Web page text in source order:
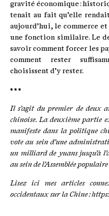
gravité économique :
tenait au fait qu’elle
aujourd’hui, le commerce et
une fonction similaire. Le
savoir comment forcer les
comment rester
choisissent d’y rester.
▪ ▪ ▪
Il s’agit du premier de deux
chinoise. La deuxième partie
manifeste dans la politique
vote au sein d’une
un milliard de yuans jusqu’à
au sein de l’Assemblée
Lisez ici mes articles
occidentaux sur la Chine :